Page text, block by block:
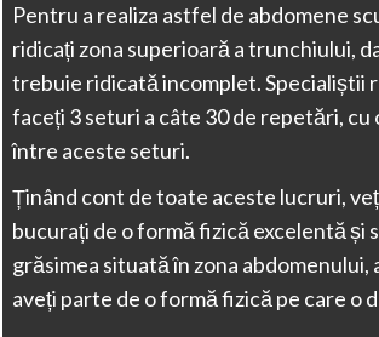
Pentru a realiza astfel de abdomene
ridicați zona superioară a trunchiului,
trebuie ridicată incomplet. Specialiștii
faceți 3 seturi a câte 30 de repetări, cu
între aceste seturi.
Ținând cont de toate aceste lucruri,
bucurați de o formă fizică excelentă și
grăsimea situată în zona abdomenului,
aveți parte de o formă fizică pe care o